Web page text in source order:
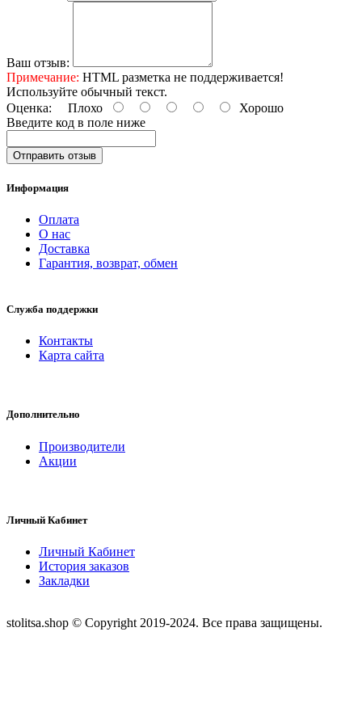
Ваш отзыв:
Примечание: HTML разметка не поддерживается!
Используйте обычный текст.
Оценка: Плохо
Хорошо
Введите код в поле ниже
Отправить отзыв
Информация
Оплата
О нас
Доставка
Гарантия, возврат, обмен
Служба поддержки
Контакты
Карта сайта
Дополнительно
Производители
Акции
Личный Кабинет
Личный Кабинет
История заказов
Закладки
stolitsa.shop © Copyright 2019-2024. Все права защищены.